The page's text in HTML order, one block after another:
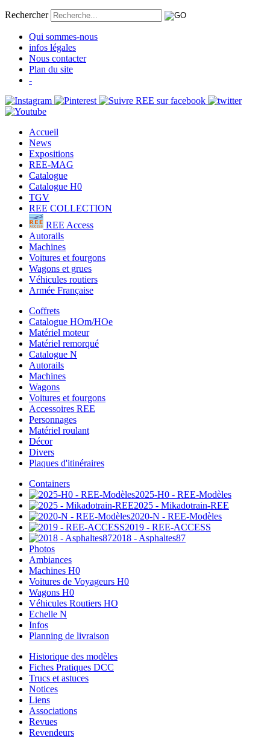
Rechercher
Qui sommes-nous
infos légales
Nous contacter
Plan du site
-
Accueil
News
Expositions
REE-MAG
Catalogue
Catalogue H0
TGV
REE COLLECTION
REE Access
Autorails
Machines
Voitures et fourgons
Wagons et grues
Véhicules routiers
Armée Française
Coffrets
Catalogue HOm/HOe
Matériel moteur
Matériel remorqué
Catalogue N
Autorails
Machines
Wagons
Voitures et fourgons
Accessoires REE
Personnages
Matériel roulant
Décor
Divers
Plaques d'itinéraires
Containers
2025-H0 - REE-Modèles
2025 - Mikadotrain-REE
2020-N - REE-Modèles
2019 - REE-ACCESS
2018 - Asphaltes87
Photos
Ambiances
Machines H0
Voitures de Voyageurs H0
Wagons H0
Véhicules Routiers HO
Echelle N
Infos
Planning de livraison
Historique des modèles
Fiches Pratiques DCC
Trucs et astuces
Notices
Liens
Associations
Revues
Revendeurs